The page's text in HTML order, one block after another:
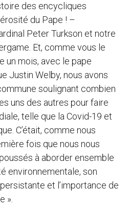
des encycliques
du Pape ! –
Peter Turkson et notre
Et, comme vous le
un mois, avec le pape
Justin Welby, nous avons
soulignant combien
uns des autres pour faire
telle que la Covid-19 et
C’était, comme nous
fois que nous nous
à aborder ensemble
environnementale, son
et l’importance de
».